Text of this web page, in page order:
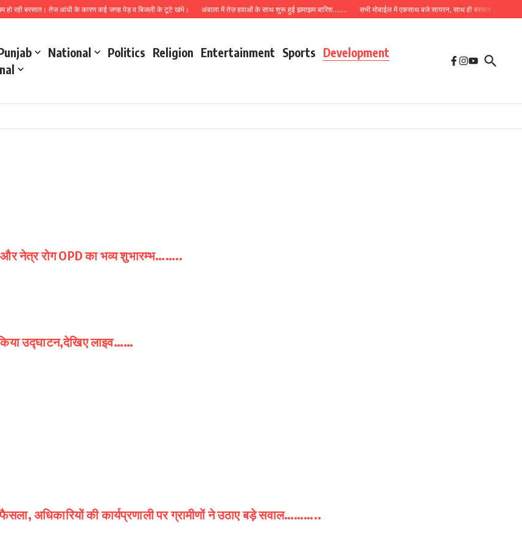
रही बरसात। तेज आंधी के कारण कई जगह पेड़ व बिजली के टूटे खंभे। अंबाला में तेज़ हवाओं के साथ शुरू हुई झमाझम बारिश…….. सभी मोबाईल में एकसाथ बजे सायरन, साथ ही बरसात हुई तेज…
National Politics Religion Entertainment Sports Development
और नेत्र रोग OPD का भव्य शुभारम्भ……..
किया उद्घाटन,देखिए लाइव……
फैसला, अधिकारियों की कार्यप्रणाली पर ग्रामीणों ने उठाए बड़े सवाल………..